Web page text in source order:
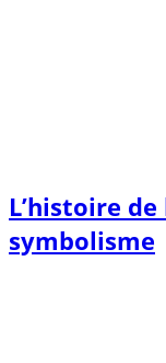
L’histoire
symbolisme